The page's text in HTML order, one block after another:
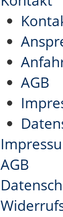
AGB
AGB